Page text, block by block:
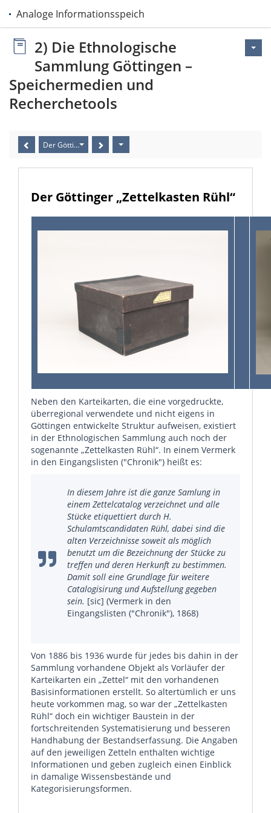
Analoge Informationsspeicher
2) Die Ethnologische
Sammlung Göttingen –
Speichermedien und
Recherchetools
Der Göttinger „Zettelkasten Rühl“
Der Göttinger „Zettelkasten Rühl“
Neben den Karteikarten, die eine vorgedruckte,
überregional verwendete und nicht eigens in
Göttingen entwickelte Struktur aufweisen, existiert
in der Ethnologischen Sammlung auch noch der
sogenannte „Zettelkasten Rühl“. In einem Vermerk
in den Eingangslisten ("Chronik") heißt es:
In diesem Jahre ist die ganze Samlung in
einem Zettelcatalog verzeichnet und alle
Stücke etiquettiert durch H.
Schulamtscandidaten Rühl, dabei sind die
alten Verzeichnisse soweit als möglich
benutzt um die Bezeichnung der Stücke zu
treffen und deren Herkunft zu bestimmen.
Damit soll eine Grundlage für weitere
Catalogisirung und Aufstellung gegeben
sein. [sic] (Vermerk in den
Eingangslisten ("Chronik"), 1868)
Von 1886 bis 1936 wurde für jedes bis dahin in der
Sammlung vorhandene Objekt als Vorläufer der
Karteikarten ein „Zettel“ mit den vorhandenen
Basisinformationen erstellt. So altertümlich er uns
heute vorkommen mag, so war der „Zettelkasten
Rühl“ doch ein wichtiger Baustein in der
fortschreitenden Systematisierung und besseren
Handhabung der Bestandserfassung. Die Angaben
auf den jeweiligen Zetteln enthalten wichtige
Informationen und geben zugleich einen Einblick
in damalige Wissensbestände und
Kategorisierungsformen.